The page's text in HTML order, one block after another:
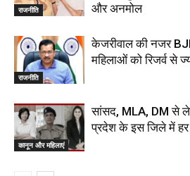
राजनीति
और अनमोल
राजनीति
केजरीवाल की नजर
महिलाओं को रिजर्व से
कानून और महिलाएं
सांसद, MLA, DM से
प्रदेश के इस जिले में हर